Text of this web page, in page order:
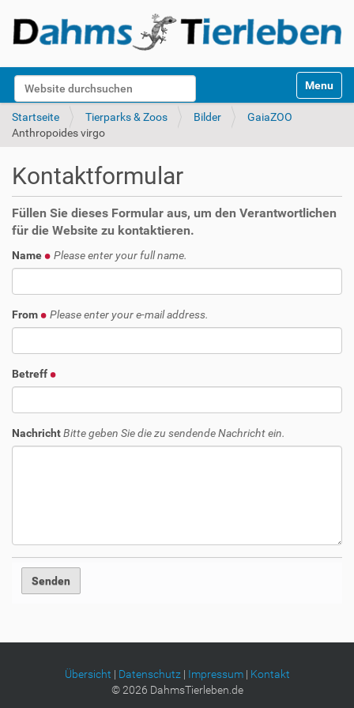
Website durchsuchen
k
Toggle
Startseite Tierparks & Zoos Bilder
GaiaZOO
Anthropoides virgo
Kontaktformular
Füllen Sie dieses Formular aus, um den Verantwortlichen
für die Website zu kontaktieren.
Name Please enter your full name.
From Please enter your e-mail address.
Betreff
NachrichtBitte geben Sie die zu sendende Nachricht ein.
Übersicht | Datenschutz| Impressum| Kontakt
©2026 DahmsTierleben.de